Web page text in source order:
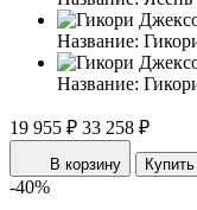
Название:
Название:
19 955 ₽ 33 258 ₽
В корзину
-40%